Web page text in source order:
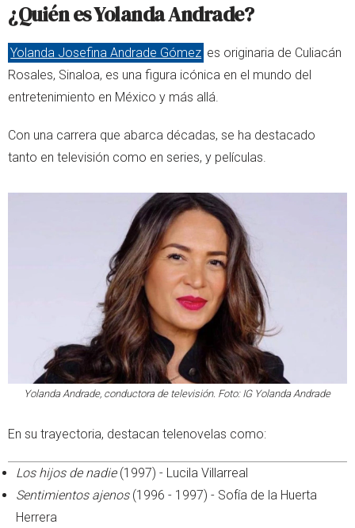
¿Quién es Yolanda Andrade?
Yolanda Josefina Andrade Gómez es originaria de Culiacán
Rosales, Sinaloa, es una figura icónica en el mundo del
entretenimiento en México y más allá.
Con una carrera que abarca décadas, se ha destacado
tanto en televisión como en series, y películas.
Yolanda Andrade, conductora de televisión. Foto: IG Yolanda Andrade
En su trayectoria, destacan telenovelas como:
Los hijos de nadie(1997) - Lucila Villarreal
Sentimientos ajenos(1996 - 1997) - Sofía de la Huerta
Herrera